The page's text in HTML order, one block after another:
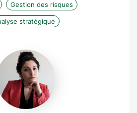
Gestion des risques
stratégique
Oriane
Cohen